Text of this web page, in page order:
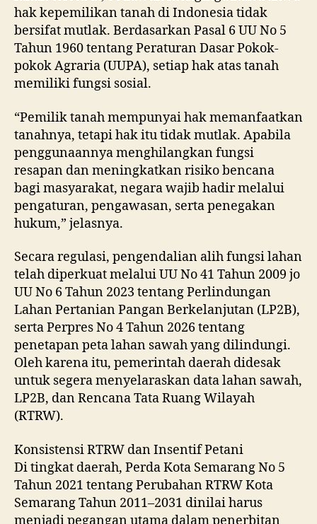
hak kepemilikan tanah di Indonesia tidak
bersifat mutlak. Berdasarkan Pasal 6 UU No 5
Tahun 1960 tentang Peraturan Dasar Pokok-
pokok Agraria (UUPA), setiap hak atas tanah
memiliki fungsi sosial.
“Pemilik tanah mempunyai hak memanfaatkan
tanahnya, tetapi hak itu tidak mutlak. Apabila
penggunaannya menghilangkan fungsi
resapan dan meningkatkan risiko bencana
bagi masyarakat, negara wajib hadir melalui
pengaturan, pengawasan, serta penegakan
hukum,” jelasnya.
Secara regulasi, pengendalian alih fungsi lahan
telah diperkuat melalui UU No 41 Tahun 2009 jo
UU No 6 Tahun 2023 tentang Perlindungan
Lahan Pertanian Pangan Berkelanjutan (LP2B),
serta Perpres No 4 Tahun 2026 tentang
penetapan peta lahan sawah yang dilindungi.
Oleh karena itu, pemerintah daerah didesak
untuk segera menyelaraskan data lahan sawah,
LP2B, dan Rencana Tata Ruang Wilayah
(RTRW).
Konsistensi RTRW dan Insentif Petani
Di tingkat daerah, Perda Kota Semarang No 5
Tahun 2021 tentang Perubahan RTRW Kota
Semarang Tahun 2011–2031 dinilai harus
menjadi pegangan utama dalam penerbitan